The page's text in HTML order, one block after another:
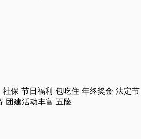
社保 节日福利 包吃住 年终奖金 法定节
团建活动丰富 五险